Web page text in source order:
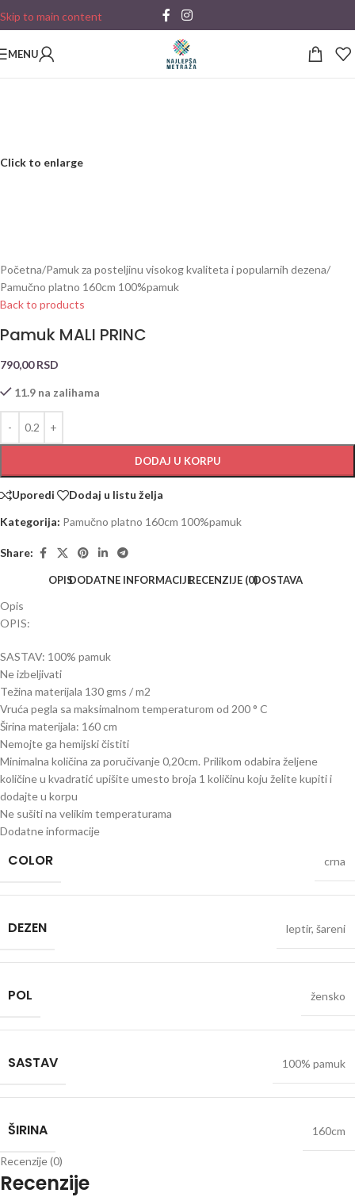
Skip to main content
MENU
Click to enlarge
Početna/Pamuk za posteljinu visokog kvaliteta i popularnih dezena/
Pamučno platno 160cm 100%pamuk
Back to products
Pamuk MALI PRINC
790,00RSD
11.9 na zalihama
DODAJ U KORPU
Uporedi
Dodaj u listu želja
Kategorija: Pamučno platno 160cm 100%pamuk
Share:
OPISDODATNE INFORMACIJERECENZIJE (0)DOSTAVA
Opis
OPIS:
SASTAV: 100% pamuk
Ne izbeljivati
Težina materijala 130 gms / m2
Vruća pegla sa maksimalnom temperaturom od 200 ° C
Širina materijala: 160 cm
Nemojte ga hemijski čistiti
Minimalna količina za poručivanje 0,20cm. Prilikom odabira željene
količine u kvadratić upišite umesto broja 1 količinu koju želite kupiti i
dodajte u korpu
Ne sušiti na velikim temperaturama
Dodatne informacije
COLOR crna
DEZEN leptir, šareni
POL žensko
SASTAV 100% pamuk
ŠIRINA 160cm
Recenzije (0)
Recenzije